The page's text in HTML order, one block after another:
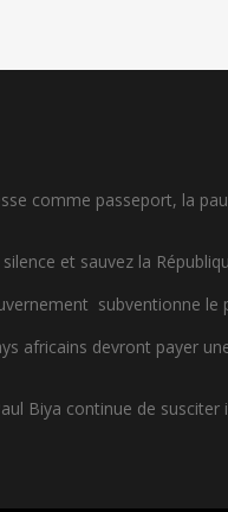
comme passeport, la
et sauvez la
subventionne le
africains devront payer
Biya continue de